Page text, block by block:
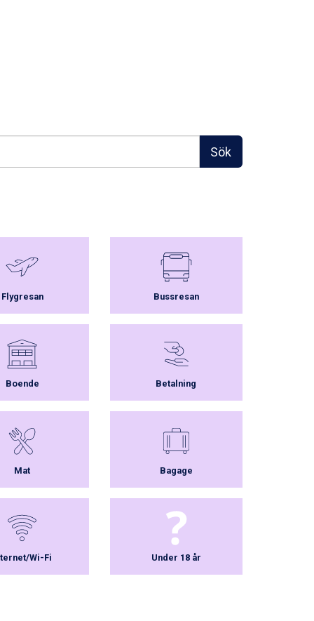
Sök
Flygresan Bussresan
Boende Betalning
Mat Bagage
Wi-Fi Under 18 år